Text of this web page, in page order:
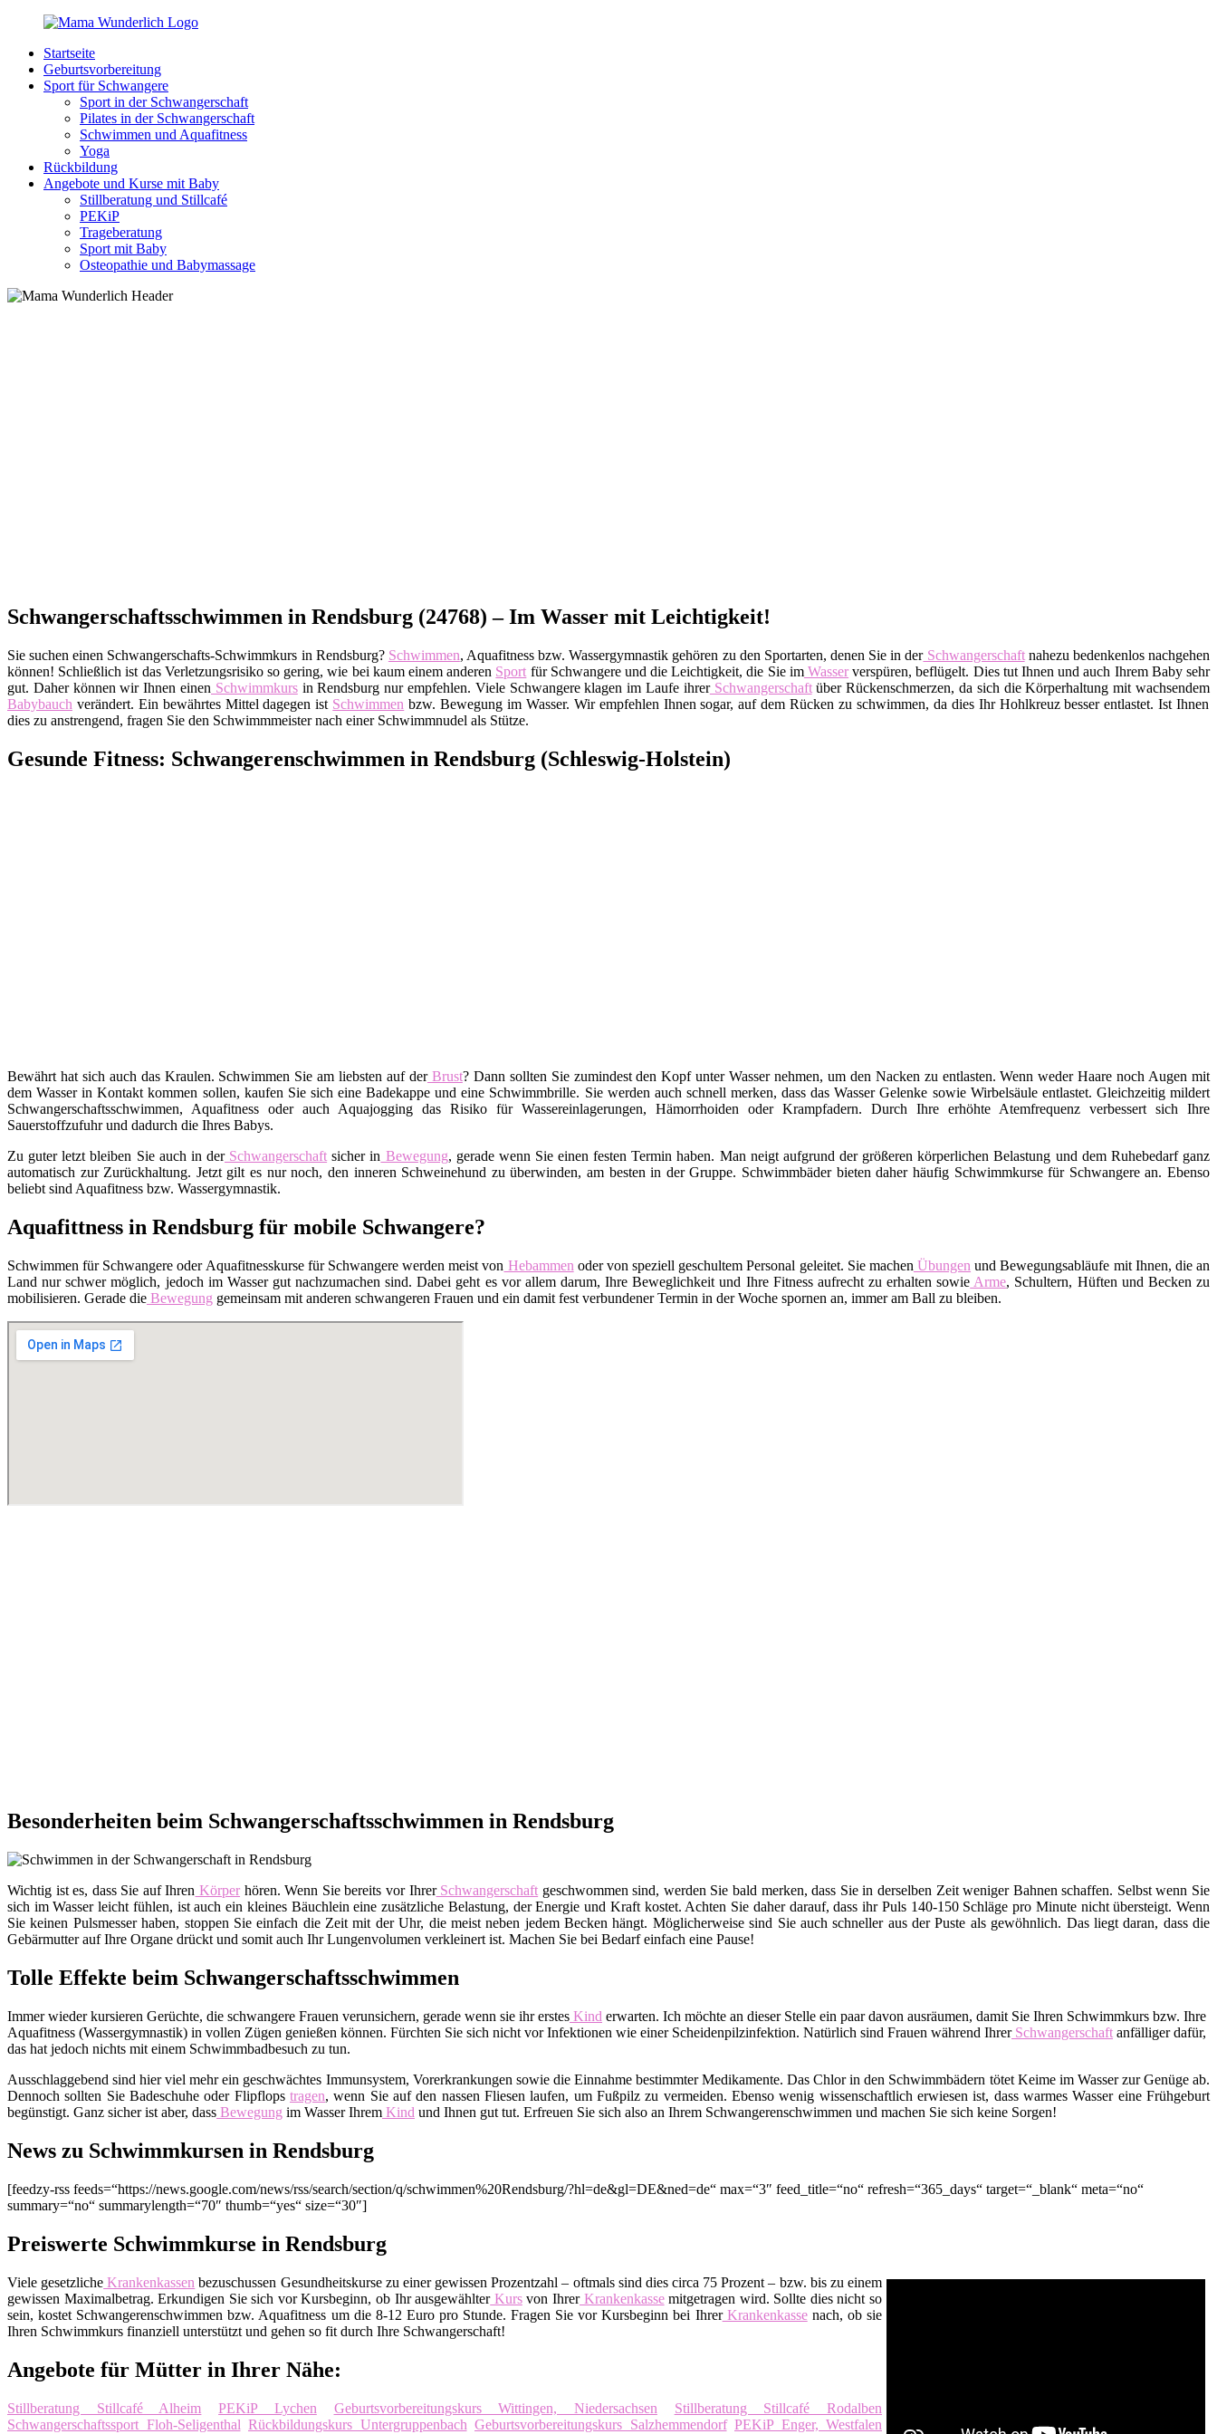
Zurück
Inhalt
MamaWunderlich.de
Mutti
sein
wunderbar!
Startseite
Geburtsvorbereitung
Sport für Schwangere
Sport in der Schwangerschaft
Pilates in der Schwangerschaft
Schwimmen und Aquafitness
Yoga
Rückbildung
Angebote und Kurse mit Baby
Stillberatung und Stillcafé
PEKiP
Trageberatung
Sport mit Baby
Osteopathie und Babymassage
Schwangerschaftsschwimmen in Rendsburg (24768) – Im Wasser mit Leichtigkeit!
Sie suchen einen Schwangerschafts-Schwimmkurs in Rendsburg? Schwimmen, Aquafitness bzw. Wassergymnastik gehören zu den Sportarten, denen Sie in derSchwangerschaftnahezu bedenkenlos nachgehen
können! Schließlich ist das Verletzungsrisiko so gering, wie bei kaum einem anderen Sport für Schwangere und die Leichtigkeit, die Sie imWasserverspüren, beflügelt. Dies tut Ihnen und auch Ihrem Baby sehr
gut. Daher können wir Ihnen einen Schwimmkursin Rendsburg nur empfehlen. Viele Schwangere klagen im Laufe ihrerSchwangerschaftüber Rückenschmerzen, da sich die Körperhaltung mit wachsendem
Babybauch verändert. Ein bewährtes Mittel dagegen ist Schwimmen bzw. Bewegung im Wasser. Wir empfehlen Ihnen sogar, auf dem Rücken zu schwimmen, da dies Ihr Hohlkreuz besser entlastet. Ist Ihnen
dies zu anstrengend, fragen Sie den Schwimmmeister nach einer Schwimmnudel als Stütze.
Gesunde Fitness: Schwangerenschwimmen in Rendsburg (Schleswig-Holstein)
Bewährt hat sich auch das Kraulen. Schwimmen Sie am liebsten auf derBrust? Dann sollten Sie zumindest den Kopf unter Wasser nehmen, um den Nacken zu entlasten. Wenn weder Haare noch Augen mit
dem Wasser in Kontakt kommen sollen, kaufen Sie sich eine Badekappe und eine Schwimmbrille. Sie werden auch schnell merken, dass das Wasser Gelenke sowie Wirbelsäule entlastet. Gleichzeitig mildert
Schwangerschaftsschwimmen, Aquafitness oder auch Aquajogging das Risiko für Wassereinlagerungen, Hämorrhoiden oder Krampfadern. Durch Ihre erhöhte Atemfrequenz verbessert sich Ihre
Sauerstoffzufuhr und dadurch die Ihres Babys.
Zu guter letzt bleiben Sie auch in derSchwangerschaft sicher in Bewegung, gerade wenn Sie einen festen Termin haben. Man neigt aufgrund der größeren körperlichen Belastung und dem Ruhebedarf ganz
automatisch zur Zurückhaltung. Jetzt gilt es nur noch, den inneren Schweinehund zu überwinden, am besten in der Gruppe. Schwimmbäder bieten daher häufig Schwimmkurse für Schwangere an. Ebenso
beliebt sind Aquafitness bzw. Wassergymnastik.
Aquafittness in Rendsburg für mobile Schwangere?
Schwimmen für Schwangere oder Aquafitnesskurse für Schwangere werden meist von Hebammen oder von speziell geschultem Personal geleitet. Sie machen Übungen und Bewegungsabläufe mit Ihnen, die an
Land nur schwer möglich, jedoch im Wasser gut nachzumachen sind. Dabei geht es vor allem darum, Ihre Beweglichkeit und Ihre Fitness aufrecht zu erhalten sowie Arme, Schultern, Hüften und Becken zu
mobilisieren. Gerade die Bewegung gemeinsam mit anderen schwangeren Frauen und ein damit fest verbundener Termin in der Woche spornen an, immer am Ball zu bleiben.
Besonderheiten beim Schwangerschaftsschwimmen in Rendsburg
Wichtig ist es, dass Sie auf Ihren Körperhören. Wenn Sie bereits vor IhrerSchwangerschaft geschwommen sind, werden Sie bald merken, dass Sie in derselben Zeit weniger Bahnen schaffen. Selbst wenn Sie
sich im Wasser leicht fühlen, ist auch ein kleines Bäuchlein eine zusätzliche Belastung, der Energie und Kraft kostet. Achten Sie daher darauf, dass ihr Puls 140-150 Schläge pro Minute nicht übersteigt. Wenn
Sie keinen Pulsmesser haben, stoppen Sie einfach die Zeit mit der Uhr, die meist neben jedem Becken hängt. Möglicherweise sind Sie auch schneller aus der Puste als gewöhnlich. Das liegt daran, dass die
Gebärmutter auf Ihre Organe drückt und somit auch Ihr Lungenvolumen verkleinert ist. Machen Sie bei Bedarf einfach eine Pause!
Tolle Effekte beim Schwangerschaftsschwimmen
Immer wieder kursieren Gerüchte, die schwangere Frauen verunsichern, gerade wenn sie ihr erstes Kind erwarten. Ich möchte an dieser Stelle ein paar davon ausräumen, damit Sie Ihren Schwimmkurs bzw. Ihre
Aquafitness (Wassergymnastik) in vollen Zügen genießen können. Fürchten Sie sich nicht vor Infektionen wie einer Scheidenpilzinfektion. Natürlich sind Frauen während IhrerSchwangerschaft anfälliger dafür,
das hat jedoch nichts mit einem Schwimmbadbesuch zu tun.
Ausschlaggebend sind hier viel mehr ein geschwächtes Immunsystem, Vorerkrankungen sowie die Einnahme bestimmter Medikamente. Das Chlor in den Schwimmbädern tötet Keime im Wasser zur Genüge ab.
Dennoch sollten Sie Badeschuhe oder Flipflops tragen, wenn Sie auf den nassen Fliesen laufen, um Fußpilz zu vermeiden. Ebenso wenig wissenschaftlich erwiesen ist, dass warmes Wasser eine Frühgeburt
begünstigt. Ganz sicher ist aber, dass Bewegung im Wasser Ihrem Kind und Ihnen gut tut. Erfreuen Sie sich also an Ihrem Schwangerenschwimmen und machen Sie sich keine Sorgen!
News zu Schwimmkursen in Rendsburg
[feedzy-rss feeds=“https://news.google.com/news/rss/search/section/q/schwimmen%20Rendsburg/?hl=de&gl=DE&ned=de“ max=“3″ feed_title=“no“ refresh=“365_days“ target=“_blank“ meta=“no“
summary=“no“ summarylength=“70″ thumb=“yes“ size=“30″]
Preiswerte Schwimmkurse in Rendsburg
Viele gesetzliche Krankenkassen bezuschussen Gesundheitskurse zu einer gewissen Prozentzahl – oftmals sind dies circa 75 Prozent – bzw. bis zu einem
gewissen Maximalbetrag. Erkundigen Sie sich vor Kursbeginn, ob Ihr ausgewählterKursvon IhrerKrankenkassemitgetragen wird. Sollte dies nicht so
sein, kostet Schwangerenschwimmen bzw. Aquafitness um die 8-12 Euro pro Stunde. Fragen Sie vor Kursbeginn bei IhrerKrankenkassenach, ob sie
Ihren Schwimmkurs finanziell unterstützt und gehen so fit durch Ihre Schwangerschaft!
Angebote für Mütter in Ihrer Nähe:
Stillberatung Stillcafé Alheim PEKiP Lychen Geburtsvorbereitungskurs Wittingen, Niedersachsen
Stillberatung Stillcafé Rodalben
Schwangerschaftssport Floh-Seligenthal Rückbildungskurs Untergruppenbach Geburtsvorbereitungskurs Salzhemmendorf PEKiP Enger, Westfalen